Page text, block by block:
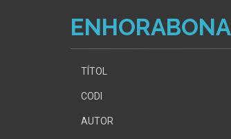
ENHORABONA
TÍTOL
CODI
AUTOR